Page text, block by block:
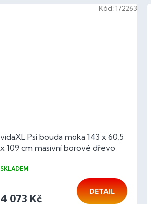
vidaXL Psí bouda moka 143 x 60,5
x 109 cm masivní borové dřevo
SKLADEM
4 073 Kč
DETAIL
Kód: 172263